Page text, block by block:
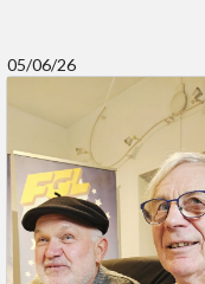
05/06/26